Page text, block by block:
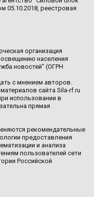
05.10.2018, реестровая
организация
населения
новостей" (ОГРН
с мнением авторов.
сайта Sila-rf.ru
использовании в
прямая
рекомендательные
предоставления
и анализа
пользователей сети
Российской